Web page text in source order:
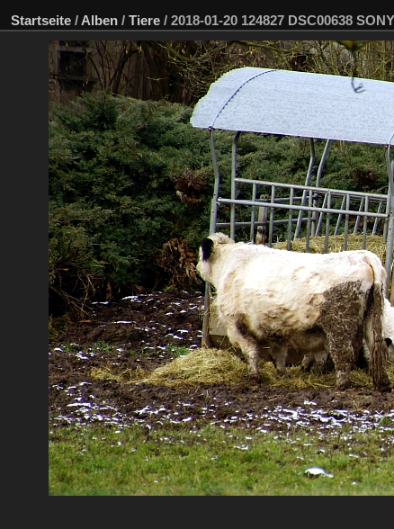
Startseite / Alben / Tiere / 2018-01-20 124827 DSC00638